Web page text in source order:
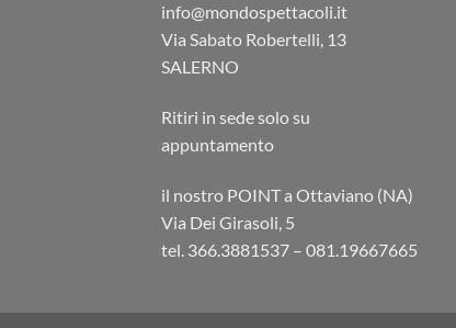
info@mondospettacoli.it
Via Sabato Robertelli, 13
SALERNO
Ritiri in sede solo su
appuntamento
il nostro POINT a Ottaviano (NA)
Via Dei Girasoli, 5
tel. 366.3881537 – 081.19667665